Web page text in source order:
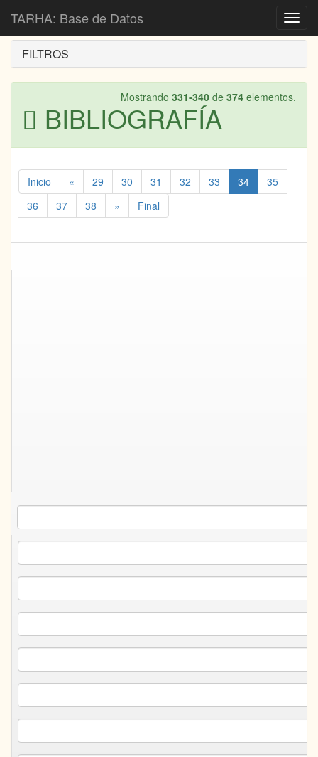
TARHA: Base de Datos
Inicio Bibliografía
FILTROS
Mostrando 331-340 de 374 elementos.
BIBLIOGRAFÍA
Inicio « 29 30 31 32 33 34
35
36
37 38 » Final